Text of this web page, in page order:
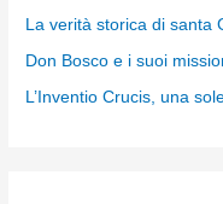
La verità storica di santa
Don Bosco e i suoi
L’Inventio Crucis, una